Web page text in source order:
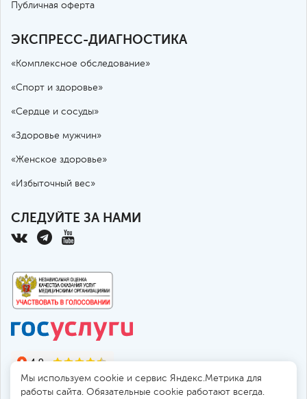
Публичная оферта
ЭКСПРЕСС-ДИАГНОСТИКА
«Комплексное обследование»
«Спорт и здоровье»
«Сердце и сосуды»
«Здоровье мужчин»
«Женское здоровье»
«Избыточный вес»
СЛЕДУЙТЕ ЗА НАМИ
Мы используем cookie и сервис Яндекс.Метрика для
работы сайта. Обязательные cookie работают всегда.